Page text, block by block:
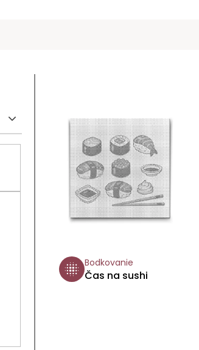
Bodkovanie
Čas na sushi